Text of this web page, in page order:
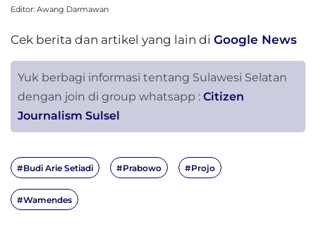
Editor: Awang Darmawan
Cek berita dan artikel yang lain di Google News
Yuk berbagi informasi tentang Sulawesi Selatan
dengan join di group whatsapp : Citizen
Journalism Sulsel
#Budi Arie Setiadi #Prabowo #Projo
#Wamendes